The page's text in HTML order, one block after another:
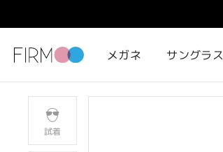
メガネ サングラス
試着